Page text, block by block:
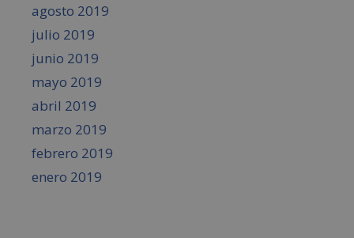
agosto 2019
julio 2019
junio 2019
mayo 2019
abril 2019
marzo 2019
febrero 2019
enero 2019